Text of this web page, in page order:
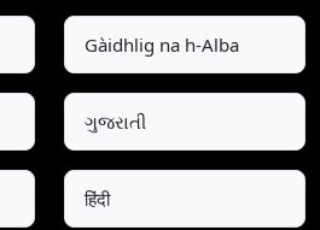
Gàidhlig na h-Alba
ગુજરાતી
हिंदी